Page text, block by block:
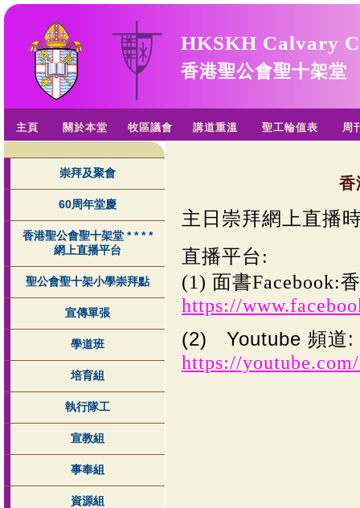
HKSKH Calvary
香港聖公會聖十架堂
主頁 關於本堂 牧區議會 講道重溫 聖工輪值表 周
崇拜及聚會
60周年堂慶
香港聖公會聖十架堂 * * * *
網上直播平台
聖公會聖十架小學崇拜點
宣傳單張
學道班
培育組
執行隊工
宣教組
事奉組
資源組
香
主日崇拜網上直播
直播平台:
(1) 面書Facebook:
https://
(2) Youtube 頻道
https://